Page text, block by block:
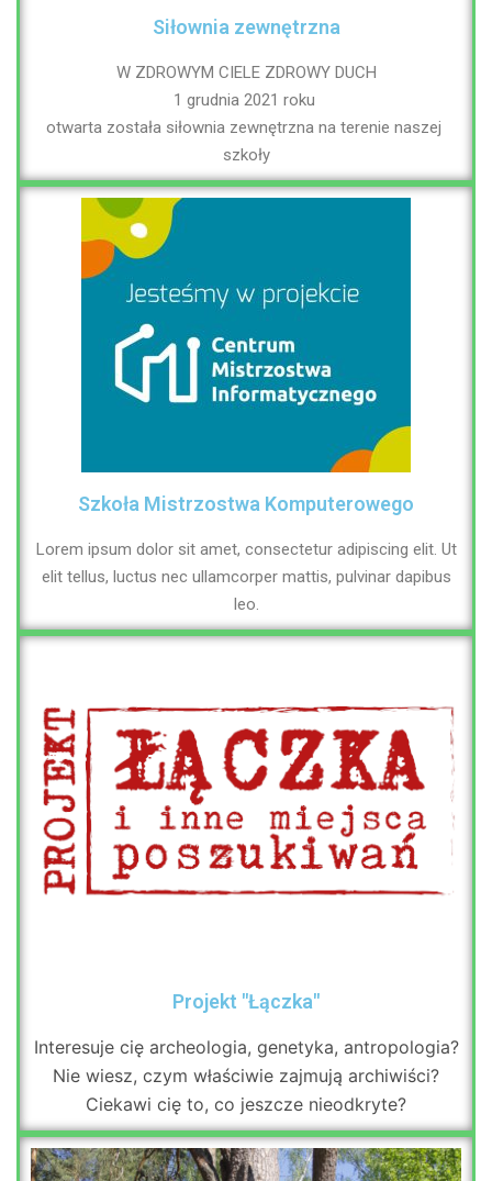
Siłownia zewnętrzna
W ZDROWYM CIELE ZDROWY DUCH
1 grudnia 2021 roku
otwarta została siłownia zewnętrzna na terenie naszej
szkoły
Szkoła Mistrzostwa Komputerowego
Lorem ipsum dolor sit amet, consectetur adipiscing elit. Ut
elit tellus, luctus nec ullamcorper mattis, pulvinar dapibus
leo.
Projekt "Łączka"
Interesuje cię archeologia, genetyka, antropologia?
Nie wiesz, czym właściwie zajmują archiwiści?
Ciekawi cię to, co jeszcze nieodkryte?